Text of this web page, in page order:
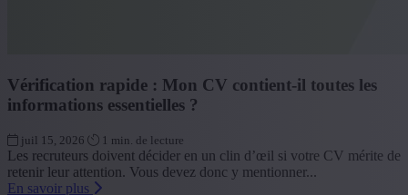
Vérification rapide : Mon CV contient-il toutes les
informations essentielles ?
juil 15, 2026 1 min. de lecture
Les recruteurs doivent décider en un clin d’œil si votre CV mérite de
retenir leur attention. Vous devez donc y mentionner...
En savoir plus